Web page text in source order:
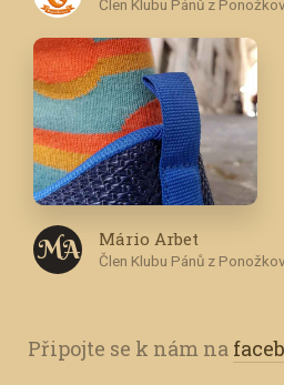
Člen Klubu Pánů z
M A Mário Arbet
Člen Klubu Pánů z
Připojte se k nám na